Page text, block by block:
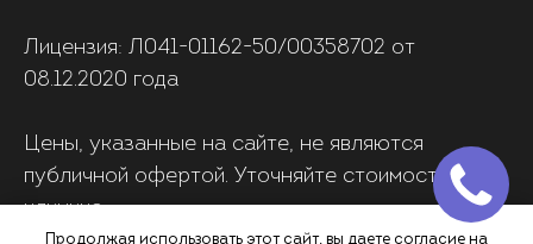
Продолжая использовать этот сайт, вы даете согласие на
Лицензия: Л041-01162-50/00358702 от
08.12.2020 года
Цены, указанные на сайте, не являются
публичной офертой. Уточняйте стоимость в
клинике